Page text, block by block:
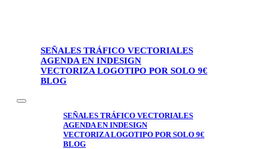
SEÑALES TRÁFICO VECTORIALES
AGENDA EN INDESIGN
VECTORIZA LOGOTIPO POR SOLO 9€
BLOG
SEÑALES TRÁFICO VECTORIALES
AGENDA EN INDESIGN
VECTORIZA LOGOTIPO POR SOLO 9€
BLOG